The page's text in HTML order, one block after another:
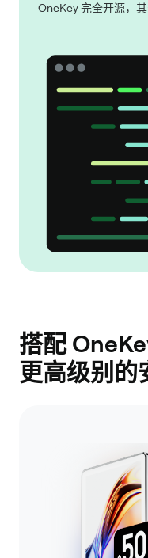
OneKey 完全开源，
搭配
更高级别的